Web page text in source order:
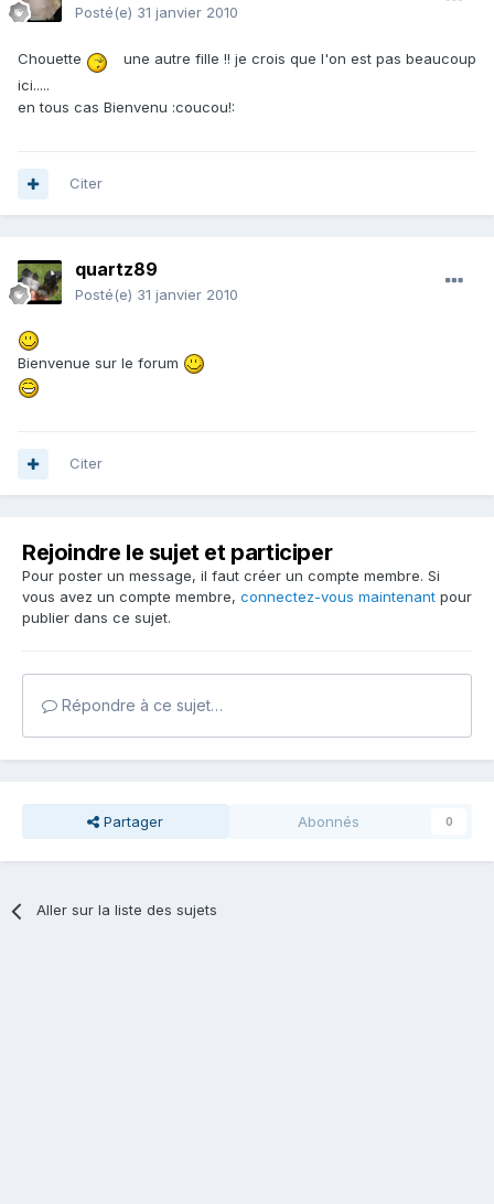
Posté(e) 31 janvier 2010
Chouette
une autre fille !! je crois que l'on est pas beaucoup
ici.....
en tous cas Bienvenu :coucou!:
Citer
quartz89
Posté(e) 31 janvier 2010
Bienvenue sur le forum
Citer
Rejoindre le sujet et participer
Pour poster un message, il faut créer un compte membre. Si
vous avez un compte membre, connectez-vous maintenant pour
publier dans ce sujet.
Répondre à ce sujet…
Partager Abonnés 0
Aller sur la liste des sujets